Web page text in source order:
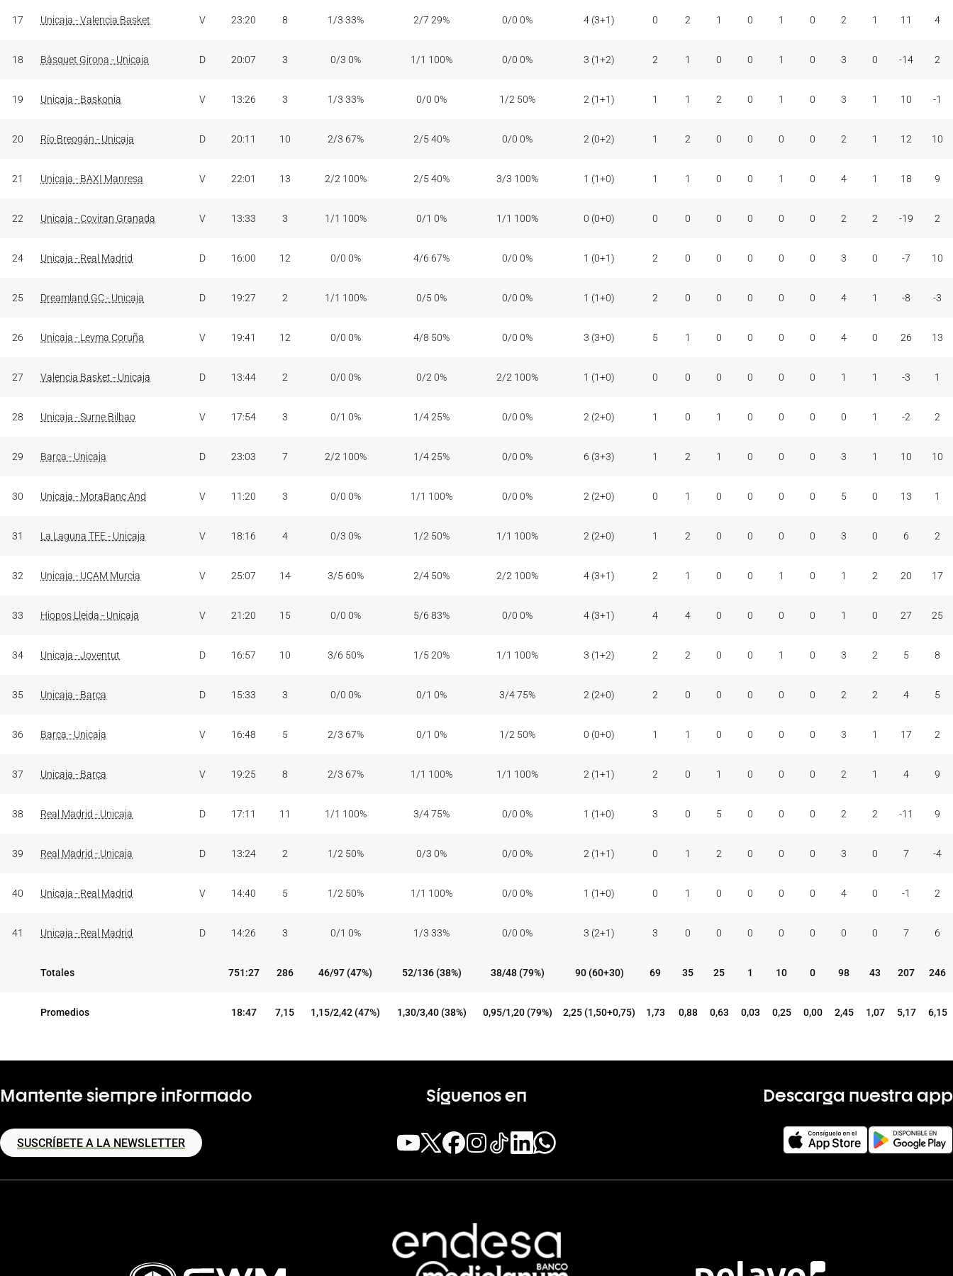
17 Unicaja - Valencia Basket V 23:20 8 1/3 33% 2/7 29% 0/0 0% 4 (3+1) 0 2 1 0 1 0 2 1 11 4
18 Bàsquet Girona - Unicaja D 20:07 3 0/3 0% 1/1 100% 0/0 0% 3 (1+2) 2 1 0 0 1 0 3 0 -14 2
19 Unicaja - Baskonia V 13:26 3 1/3 33% 0/0 0% 1/2 50% 2 (1+1) 1 1 2 0 1 0 3 1 10 -1
20 Río Breogán - Unicaja D 20:11 10 2/3 67% 2/5 40% 0/0 0% 2 (0+2) 1 2 0 0 0 0 2 1 12 10
21 Unicaja - BAXI Manresa V 22:01 13 2/2 100% 2/5 40% 3/3 100% 1 (1+0) 1 1 0 0 1 0 4 1 18 9
22 Unicaja - Coviran Granada V 13:33 3 1/1 100% 0/1 0% 1/1 100% 0 (0+0) 0 0 0 0 0 0 2 2 -19 2
24 Unicaja - Real Madrid D 16:00 12 0/0 0% 4/6 67% 0/0 0% 1 (0+1) 2 0 0 0 0 0 3 0 -7 10
25 Dreamland GC - Unicaja D 19:27 2 1/1 100% 0/5 0% 0/0 0% 1 (1+0) 2 0 0 0 0 0 4 1 -8 -3
26 Unicaja - Leyma Coruña V 19:41 12 0/0 0% 4/8 50% 0/0 0% 3 (3+0) 5 1 0 0 0 0 4 0 26 13
27 Valencia Basket - Unicaja D 13:44 2 0/0 0% 0/2 0% 2/2 100% 1 (1+0) 0 0 0 0 0 0 1 1 -3 1
28 Unicaja - Surne Bilbao V 17:54 3 0/1 0% 1/4 25% 0/0 0% 2 (2+0) 1 0 1 0 0 0 0 1 -2 2
29 Barça - Unicaja D 23:03 7 2/2 100% 1/4 25% 0/0 0% 6 (3+3) 1 2 1 0 0 0 3 1 10 10
30 Unicaja - MoraBanc And V 11:20 3 0/0 0% 1/1 100% 0/0 0% 2 (2+0) 0 1 0 0 0 0 5 0 13 1
31 La Laguna TFE - Unicaja V 18:16 4 0/3 0% 1/2 50% 1/1 100% 2 (2+0) 1 2 0 0 0 0 3 0 6 2
32 Unicaja - UCAM Murcia V 25:07 14 3/5 60% 2/4 50% 2/2 100% 4 (3+1) 2 1 0 0 1 0 1 2 20 17
33 Hiopos Lleida - Unicaja V 21:20 15 0/0 0% 5/6 83% 0/0 0% 4 (3+1) 4 4 0 0 0 0 1 0 27 25
34 Unicaja - Joventut D 16:57 10 3/6 50% 1/5 20% 1/1 100% 3 (1+2) 2 2 0 0 1 0 3 2 5 8
35 Unicaja - Barça D 15:33 3 0/0 0% 0/1 0% 3/4 75% 2 (2+0) 2 0 0 0 0 0 2 2 4 5
36 Barça - Unicaja V 16:48 5 2/3 67% 0/1 0% 1/2 50% 0 (0+0) 1 1 0 0 0 0 3 1 17 2
37 Unicaja - Barça V 19:25 8 2/3 67% 1/1 100% 1/1 100% 2 (1+1) 2 0 1 0 0 0 2 1 4 9
38 Real Madrid - Unicaja D 17:11 11 1/1 100% 3/4 75% 0/0 0% 1 (1+0) 3 0 5 0 0 0 2 2 -11 9
39 Real Madrid - Unicaja D 13:24 2 1/2 50% 0/3 0% 0/0 0% 2 (1+1) 0 1 2 0 0 0 3 0 7 -4
40 Unicaja - Real Madrid V 14:40 5 1/2 50% 1/1 100% 0/0 0% 1 (1+0) 0 1 0 0 0 0 4 0 -1 2
41 Unicaja - Real Madrid D 14:26 3 0/1 0% 1/3 33% 0/0 0% 3 (2+1) 3 0 0 0 0 0 0 0 7 6
Totales 751:27 286 46/97 (47%) 52/136 (38%) 38/48 (79%) 90 (60+30) 69 35 25 1 10 0 98 43 207 246
Promedios 18:47 7,15 1,15/2,42 (47%) 1,30/3,40 (38%) 0,95/1,20 (79%) 2,25 (1,50+0,75) 1,73 0,88 0,63 0,03 0,25 0,00 2,45 1,07 5,17 6,15
Mantente siempre informado
SUSCRÍBETE A LA NEWSLETTER
Síguenos en Descarga nuestra app